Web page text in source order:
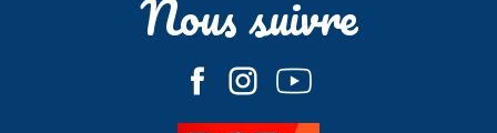
Nous suivre